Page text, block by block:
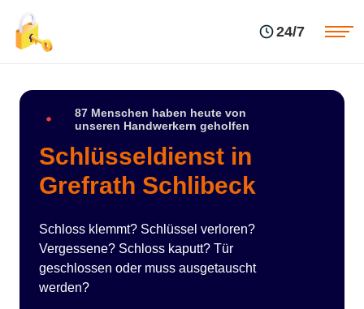
24/7
87 Menschen haben heute von
unseren Handwerkern geholfen
Schlüsseldienst in
Grefrath Schlibeck
Schloss klemmt? Schlüssel verloren?
Vergessene? Schloss kaputt? Tür
geschlossen oder muss ausgetauscht
werden?